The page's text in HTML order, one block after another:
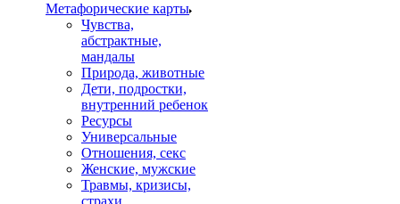
Mетафорические карты
Чувства,
абстрактные,
мандалы
Природа, животные
Дети, подростки,
внутренний ребенок
Ресурсы
Универсальные
Отношения, секс
Женские, мужские
Травмы, кризисы,
страхи